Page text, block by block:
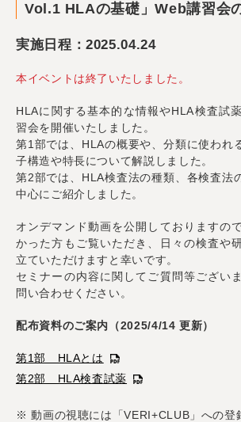
Vol.1 HLAの基礎」Web講習会
実施日程：2025.04.24
本イベントは終了いたしました。
HLAに関する基本的な情報やHLA検査試
習会を開催いたしました。
第1部では、HLAの概要や、分類に使われ
子構造や特長について解説しました。
第2部では、HLA検査法の種類、各検査法
中心にご紹介しました。
オンデマンド動画を公開しておりますの
かった方もご覧いただき、日々の検査や
立ていただけますと幸いです。
セミナーの内容に関してご質問等ござい
問い合わせください。
配布資料のご案内（2025/4/14 更新）
第1部 HLAとは
第2部 HLA検査試薬
※ 動画の視聴には「VERI+CLUB」への登